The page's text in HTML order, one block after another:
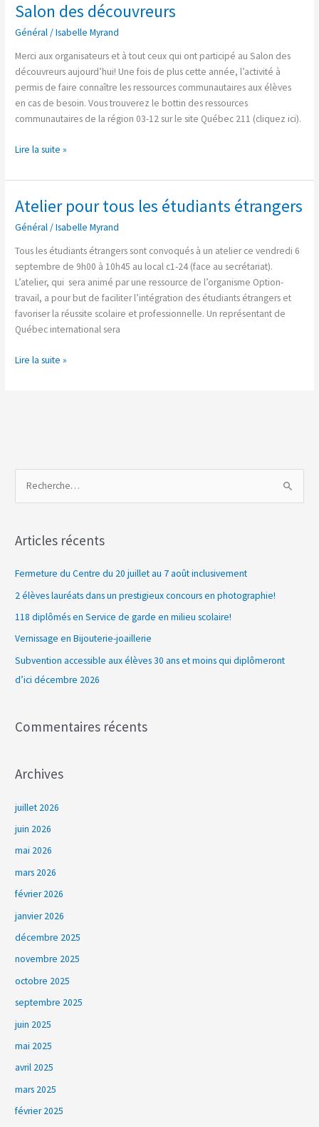
Salon des découvreurs
Général/Isabelle Myrand
Merci aux organisateurs et à tout ceux qui ont participé au Salon des
découvreurs aujourd’hui! Une fois de plus cette année, l’activité à
permis de faire connaître les ressources communautaires aux élèves
en cas de besoin. Vous trouverez le bottin des ressources
communautaires de la région 03-12 sur le site Québec 211 (cliquez ici).
Salon
découvreurs
Lire la suite »
Atelier pour tous les étudiants étrangers
Général/Isabelle Myrand
Tous les étudiants étrangers sont convoqués à un atelier ce vendredi 6
septembre de 9h00 à 10h45 au local c1-24 (face au secrétariat).
L’atelier, qui sera animé par une ressource de l’organisme Option-
travail, a pour but de faciliter l’intégration des étudiants étrangers et
favoriser la réussite scolaire et professionnelle. Un représentant de
Québec international sera
Atelier
tous
les
étudiants
étrangers
Lire la suite »
h
h
e
r
Articles récents
Fermeture du Centre du 20 juillet au 7 août inclusivement
2 élèves lauréats dans un prestigieux concours en photographie!
118 diplômés en Service de garde en milieu scolaire!
Vernissage en Bijouterie-joaillerie
Subvention accessible aux élèves 30 ans et moins qui diplômeront
d’ici décembre 2026
Commentaires récents
Archives
juillet 2026
juin 2026
mai 2026
mars 2026
février 2026
janvier 2026
décembre 2025
novembre 2025
octobre 2025
septembre 2025
juin 2025
mai 2025
avril 2025
mars 2025
février 2025